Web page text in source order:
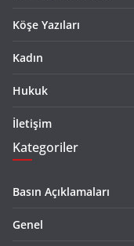
Köşe Yazıları
Kadın
Hukuk
İletişim
Kategoriler
Basın Açıklamaları
Genel